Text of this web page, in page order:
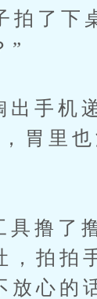
拍了下
”
机递
胃里
了撸
，拍拍
放心的